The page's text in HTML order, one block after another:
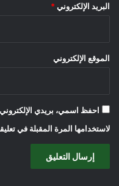
البريد الإلكتروني *
الموقع الإلكتروني
احفظ اسمي، بريدي
لاستخدامها المرة المقبلة في